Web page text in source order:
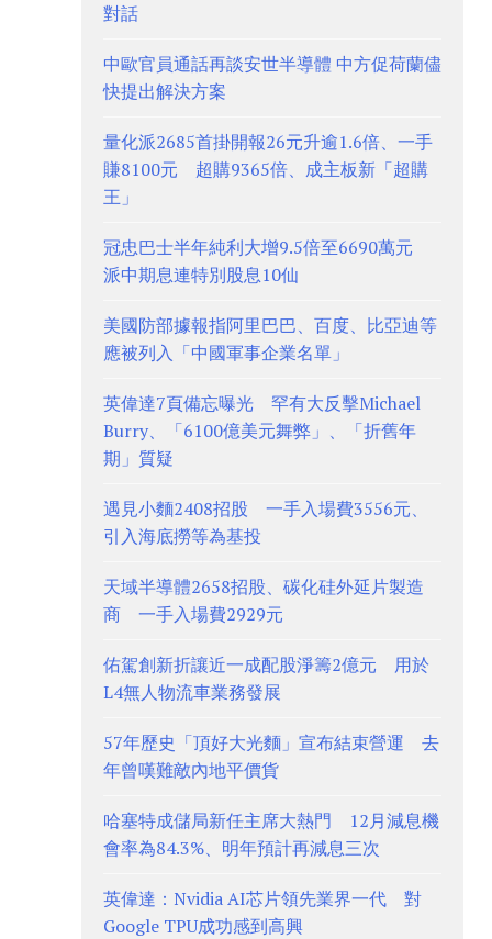
對話
中歐官員通話再談安世半導體 中方促荷蘭儘
快提出解決方案
量化派2685首掛開報26元升逾1.6倍、一手
賺8100元 超購9365倍、成主板新「超購
王」
冠忠巴士半年純利大增9.5倍至6690萬元
派中期息連特別股息10仙
美國防部據報指阿里巴巴、百度、比亞迪等
應被列入「中國軍事企業名單」
英偉達7頁備忘曝光 罕有大反擊Michael
Burry、「6100億美元舞弊」、「折舊年
期」質疑
遇見小麵2408招股 一手入場費3556元、
引入海底撈等為基投
天域半導體2658招股、碳化硅外延片製造
商 一手入場費2929元
佑駕創新折讓近一成配股淨籌2億元 用於
L4無人物流車業務發展
57年歷史「頂好大光麵」宣布結束營運 去
年曾嘆難敵內地平價貨
哈塞特成儲局新任主席大熱門 12月減息機
會率為84.3%、明年預計再減息三次
英偉達：Nvidia AI芯片領先業界一代 對
Google TPU成功感到高興